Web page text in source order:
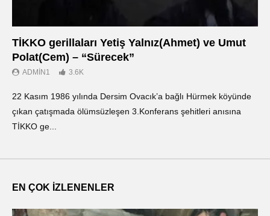
TİKKO gerillaları Yetiş Yalnız(Ahmet) ve Umut
Polat(Cem) – “Sürecek”
ADMIN1 3.6K
22 Kasım 1986 yılında Dersim Ovacık’a bağlı Hürmek köyünde
çıkan çatışmada ölümsüzleşen 3.Konferans şehitleri anısına
TİKKO ge...
EN ÇOK İZLENENLER